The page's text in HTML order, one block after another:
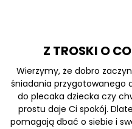
Z TROSKI O
Wierzymy, że dobro
śniadania przygotowanego
do plecaka dziecka czy
prostu daje Ci spokój.
pomagają dbać o siebie i